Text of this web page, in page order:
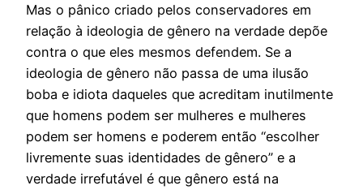
Mas o pânico criado pelos conservadores em
relação à ideologia de gênero na verdade depõe
contra o que eles mesmos defendem. Se a
ideologia de gênero não passa de uma ilusão
boba e idiota daqueles que acreditam inutilmente
que homens podem ser mulheres e mulheres
podem ser homens e poderem então “escolher
livremente suas identidades de gênero” e a
verdade irrefutável é que gênero está na